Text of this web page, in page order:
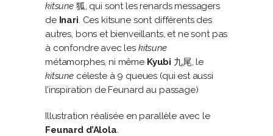
kitsune狐, qui sont les renards messagers
de Inari. Ces kitsune sont différents des
autres, bons et bienveillants, et ne sont pas
à confondre avec les kitsune
métamorphes, ni même Kyubi 九尾, le
kitsunecéleste à 9 queues (qui est aussi
l’inspiration de Feunard au passage)
Illustration réalisée en parallèle avec le
Feunard d’Alola.